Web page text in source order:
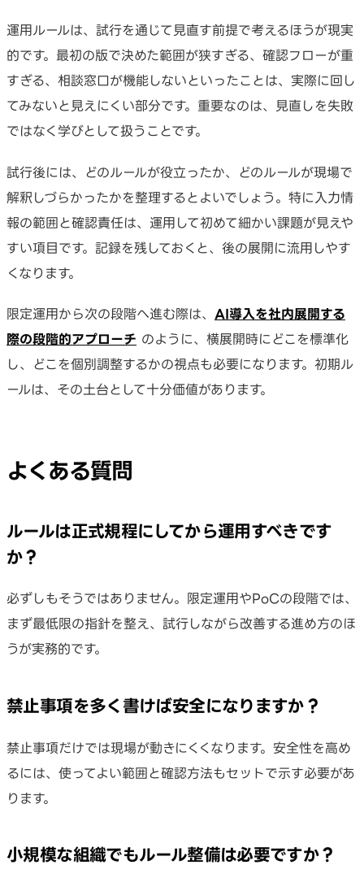
運用ルールは、試行を通じて見直す前提で考えるほうが現実
的です。最初の版で決めた範囲が狭すぎる、確認フローが重
すぎる、相談窓口が機能しないといったことは、実際に回し
てみないと見えにくい部分です。重要なのは、見直しを失敗
ではなく学びとして扱うことです。
試行後には、どのルールが役立ったか、どのルールが現場で
解釈しづらかったかを整理するとよいでしょう。特に入力情
報の範囲と確認責任は、運用して初めて細かい課題が見えや
すい項目です。記録を残しておくと、後の展開に流用しやす
くなります。
限定運用から次の段階へ進む際は、 AI導入を社内展開する
際の段階的アプローチ のように、横展開時にどこを標準化
し、どこを個別調整するかの視点も必要になります。初期ル
ールは、その土台として十分価値があります。
よくある質問
ルールは正式規程にしてから運用すべきです
か？
必ずしもそうではありません。限定運用やPoCの段階では、
まず最低限の指針を整え、試行しながら改善する進め方のほ
うが実務的です。
禁止事項を多く書けば安全になりますか？
禁止事項だけでは現場が動きにくくなります。安全性を高め
るには、使ってよい範囲と確認方法もセットで示す必要があ
ります。
小規模な組織でもルール整備は必要ですか？